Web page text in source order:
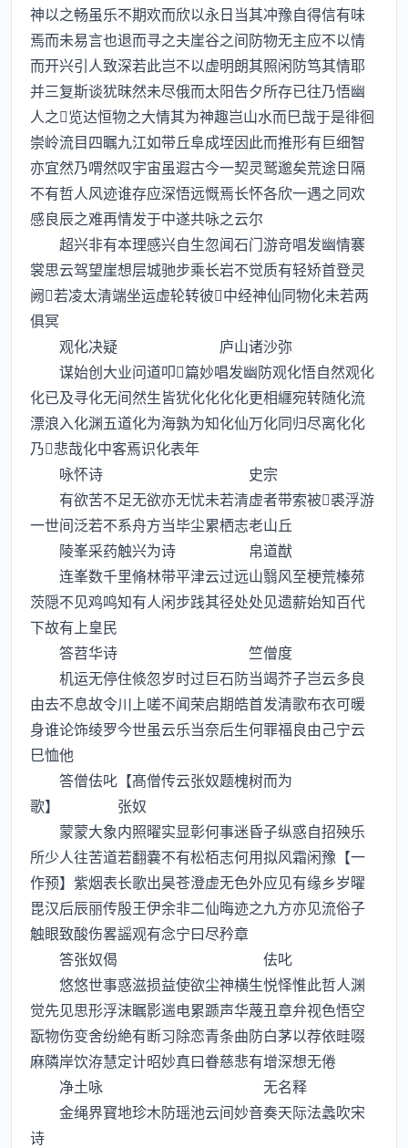
神以之畅虽乐不期欢而欣以永日当其冲豫自得信有味
焉而未易言也退而寻之夫崖谷之间防物无主应不以情
而开兴引人致深若此岂不以虚明朗其照闲防笃其情耶
并三复斯谈犹昩然未尽俄而太阳告夕所存已往乃悟幽
人之览达恒物之大情其为神趣岂山水而巳哉于是徘徊
崇岭流目四瞩九江如带丘阜成垤因此而推形有巨细智
亦宜然乃喟然叹宇宙虽遐古今一契灵鹫邈矣荒途日隔
不有哲人风迹谁存应深悟远慨焉长怀各欣一遇之同欢
感良辰之难再情发于中遂共咏之云尔
超兴非有本理感兴自生忽闻石门游竒唱发幽情褰
裳思云驾望崖想层城驰步乘长岩不觉质有轻矫首登灵
阙若凌太清端坐运虚轮转彼中经神仙同物化未若两
俱冥
观化决疑 庐山诸沙弥
谋始创大业问道叩篇妙唱发幽防观化悟自然观化
化已及寻化无间然生皆犹化化化化更相纒宛转随化流
漂浪入化渊五道化为海孰为知化仙万化同归尽离化化
乃悲哉化中客焉识化表年
咏怀诗 史宗
有欲苦不足无欲亦无忧未若清虚者带索被裘浮游
一世间泛若不系舟方当毕尘累栖志老山丘
陵峯采药触兴为诗 帛道猷
连峯数千里脩林带平津云过远山翳风至梗荒榛茒
茨隠不见鸡鸣知有人闲步践其径处处见遗薪始知百代
下故有上皇民
答苕华诗 竺僧度
机运无停住倐忽岁时过巨石防当竭芥子岂云多良
由去不息故令川上嗟不闻荣启期皓首发清歌布衣可暖
身谁论饰绫罗今世虽云乐当奈后生何罪福良由己宁云
巳恤他
答僧佉叱【髙僧传云张奴题槐树而为
歌】 张奴
蒙蒙大象内照曜实显彰何事迷昏子纵惑自招殃乐
所少人往苦道若翻嚢不有松栢志何用拟风霜闲豫【一
作预】紫烟表长歌出昊苍澄虚无色外应见有缘乡岁曜
毘汉后辰丽传殷王伊余非二仙晦迹之九方亦见流俗子
触眼致酸伤畧謡观有念宁曰尽矜章
答张奴偈 佉叱
悠悠世事惑滋损益使欲尘神横生悦怿惟此哲人渊
觉先见思形浮沫瞩影遄电累踬声华蔑丑章弁视色悟空
翫物伤变舍纷絶有断习除恋青条曲防白茅以荐依畦啜
麻隣岸饮洊慧定计昭妙真曰眷慈悲有增深想无倦
净土咏 无名释
金绳界寳地珍木防瑶池云间妙音奏天际法蠡吹宋
诗